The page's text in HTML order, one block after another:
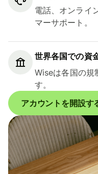
電話、オンライ
マーサポート。
世界各国での資
Wiseは各国の規
す。
アカウントを開設す